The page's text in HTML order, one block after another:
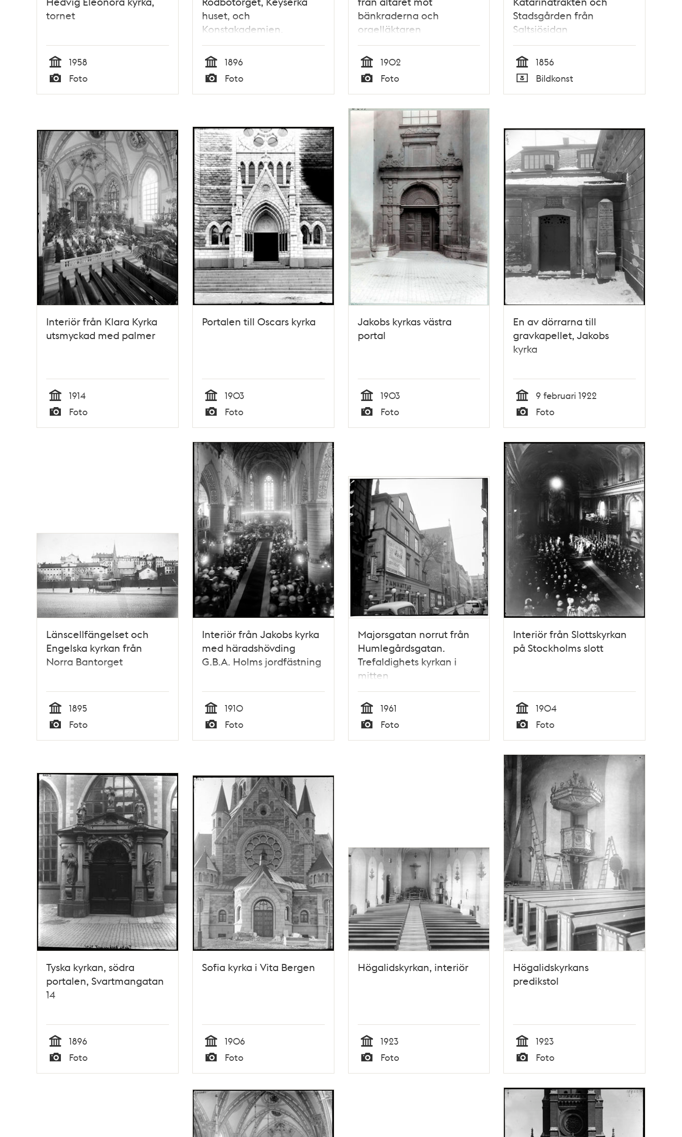
tornet
Tid
1958
Typ
Foto
huset, och
Konstakademien.
Tid
1896
Typ
Foto
bänkraderna och
orgelläktaren
Tid
1902
Typ
Foto
Stadsgården från
Saltsjösidan
Tid
1856
Typ
Bildkonst
Interiör från Klara Kyrka
utsmyckad med palmer
Tid
1914
Typ
Foto
Portalen till Oscars kyrka
Tid
1903
Typ
Foto
Jakobs kyrkas västra
portal
Tid
1903
Typ
Foto
En av dörrarna till
gravkapellet, Jakobs
kyrka
Tid
9 februari 1922
Typ
Foto
Länscellfängelset och
Engelska kyrkan från
Norra Bantorget
Tid
1895
Typ
Foto
Interiör från Jakobs kyrka
med häradshövding
G.B.A. Holms jordfästning
Tid
1910
Typ
Foto
Majorsgatan norrut från
Humlegårdsgatan.
Trefaldighets kyrkan i
mitten
Tid
1961
Typ
Foto
Interiör från Slottskyrkan
på Stockholms slott
Tid
1904
Typ
Foto
Tyska kyrkan, södra
portalen, Svartmangatan
14
Tid
1896
Typ
Foto
Sofia kyrka i Vita Bergen
Tid
1906
Typ
Foto
Högalidskyrkan, interiör
Tid
1923
Typ
Foto
Högalidskyrkans
predikstol
Tid
1923
Typ
Foto